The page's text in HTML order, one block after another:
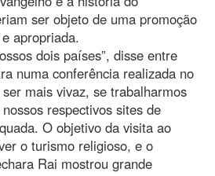
ser objeto de uma promoção
apropriada.
dois países”, disse entre
numa conferência realizada no
mais vivaz, se trabalharmos
respectivos sites de
O objetivo da visita ao
o turismo religioso, e o
Rai mostrou grande